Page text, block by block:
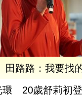
路路：我要找
環 20歲舒莉初